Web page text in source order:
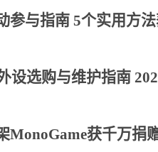
参与指南 5个实用方
设选购与维护指南
MonoGame获千万捐